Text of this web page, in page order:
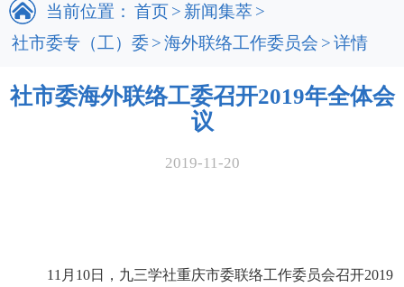
当前位置： 首页> 新闻集萃>
社市委专（工）委 >海外联络工作委员会 >详情
社市委海外联络工委召开2019年全体会
议
2019-11-20
11 月 10日 ， 九三学社重庆市委联络工作委员会召开2019